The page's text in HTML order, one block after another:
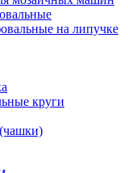
на липучке
круги